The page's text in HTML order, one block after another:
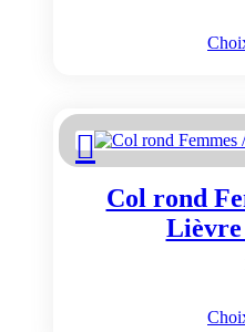
Col rond
Lièvre